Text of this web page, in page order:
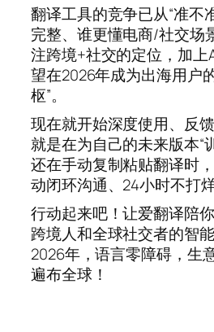
翻译工具的竞争已从“准不
完整、谁更懂电商/社交场
注跨境+社交的定位，加上
望在2026年成为出海用户
枢”。
现在就开始深度使用、反
就是在为自己的未来版本“
还在手动复制粘贴翻译时
动闭环沟通、24小时不打烊
行动起来吧！让爱翻译陪
跨境人和全球社交者的智
2026年，语言零障碍，生
遍布全球！